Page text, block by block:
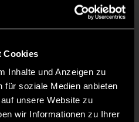
Cookies
Inhalte und Anzeigen zu
für soziale Medien anbieten
unsere Website zu
wir Informationen zu Ihrer